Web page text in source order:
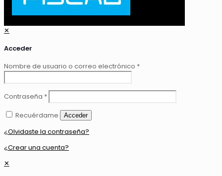
✕
Acceder
Nombre de usuario o correo electrónico *
Contraseña *
Recuérdame
Acceder
¿Olvidaste la contraseña?
¿Crear una cuenta?
✕